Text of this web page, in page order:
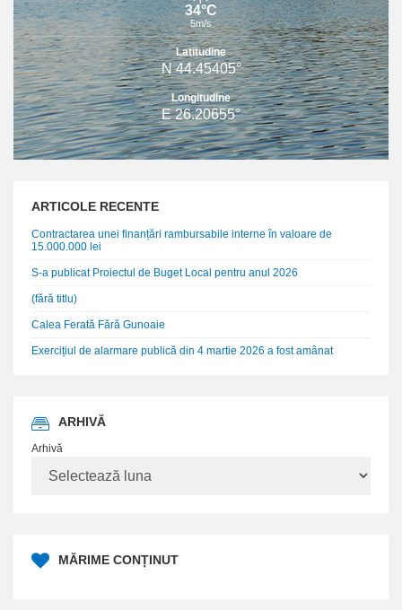
34°C
5m/s
Latitudine
N 44.45405°
Longitudine
E 26.20655°
ARTICOLE RECENTE
Contractarea unei finanțări rambursabile interne în valoare de
15.000.000 lei
S-a publicat Proiectul de Buget Local pentru anul 2026
(fără titlu)
Calea Ferată Fără Gunoaie
Exercițiul de alarmare publică din 4 martie 2026 a fost amânat
ARHIVĂ
Arhivă
MĂRIME CONȚINUT